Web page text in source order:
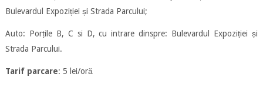
Bulevardul Expoziției și Strada Parcului;
Auto: Porțile B, C si D, cu intrare dinspre: Bulevardul Expoziției și
Strada Parcului.
Tarif parcare: 5 lei/oră